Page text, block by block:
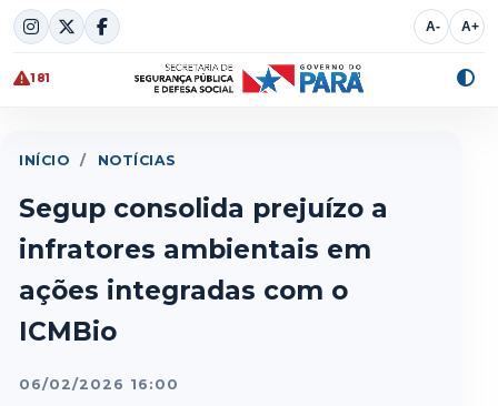
Skip
to
content
A- A+
181
INÍCIO / NOTÍCIAS
Segup consolida prejuízo a
infratores ambientais em
ações integradas com o
ICMBio
06/02/2026 16:00